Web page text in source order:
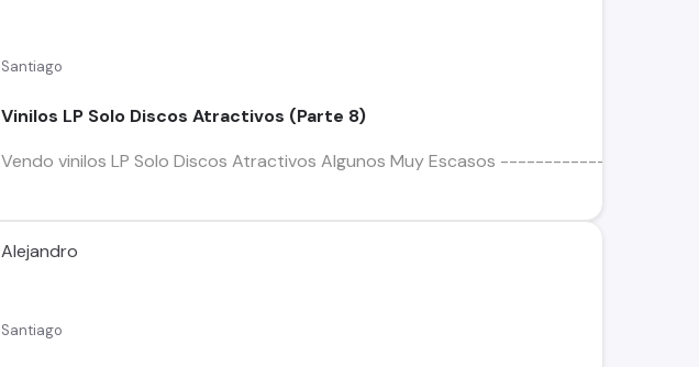
Santiago
Vinilos LP Solo Discos Atractivos (Parte 8)
Vendo vinilos LP Solo Discos Atractivos Algunos Muy Escasos
Alejandro
Santiago